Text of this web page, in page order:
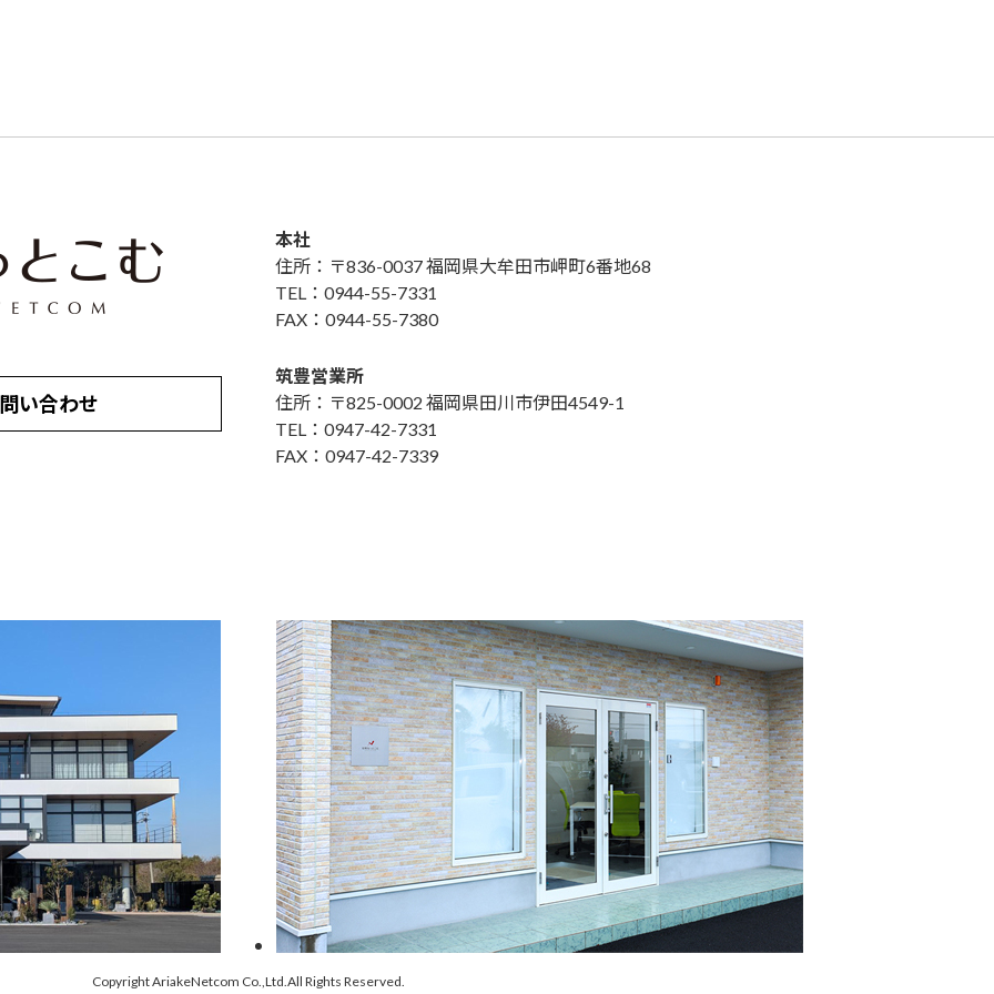
い合わせ
本社
住所：〒836-0037 福岡県大牟田市岬町6番地68
TEL：0944-55-7331
FAX：0944-55-7380
筑豊営業所
住所：〒825-0002 福岡県田川市伊田4549-1
TEL：0947-42-7331
FAX：0947-42-7339
Copyright AriakeNetcom Co.,Ltd.All Rights Reserved.